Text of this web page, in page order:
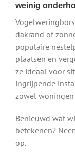
weinig
dakrand of
populaire
plaatsen en
ze ideaal voor
ingrijpende
zowel
Benieuwd wat
betekenen?
op.